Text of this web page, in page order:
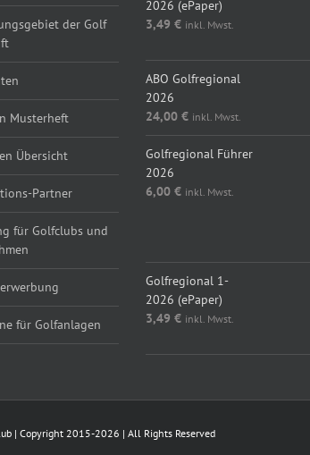
der Golf
Musterheft
Übersicht
Partner
für Golfclubs und
für Golfanlagen
2026 (ePaper)
3,49 € inkl. Mwst.
ABO Golfregional
2026
24,00 € inkl. Mwst.
Golfregional Führer
2026
6,00 € inkl. Mwst.
Golfregional 1-
2026 (ePaper)
3,49 € inkl. Mwst.
| Copyright 2015-2026 | All Rights Reserved